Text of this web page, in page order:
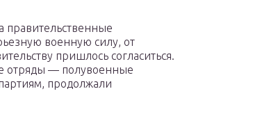
правительственные
военную силу, от
пришлось согласиться.
отряды — полувоенные
продолжали